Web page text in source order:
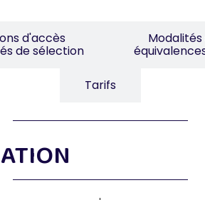
d'accès
de sélection
Tarifs